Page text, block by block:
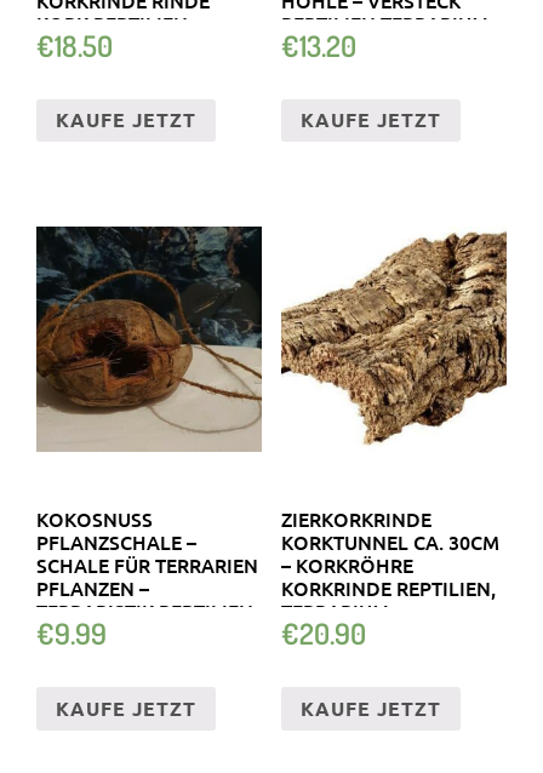
KORK REPTILIEN,
TERRARIUM
€18.50
KAUFE JETZT
REPTILIEN TERRARIUM
€13.20
KAUFE JETZT
KOKOSNUSS
PFLANZSCHALE –
SCHALE FÜR TERRARIEN
PFLANZEN –
TERRARISTIK REPTILIEN
€9.99
KAUFE JETZT
ZIERKORKRINDE
KORKTUNNEL CA. 30CM
– KORKRÖHRE
KORKRINDE REPTILIEN,
TERRARIUM
€20.90
KAUFE JETZT